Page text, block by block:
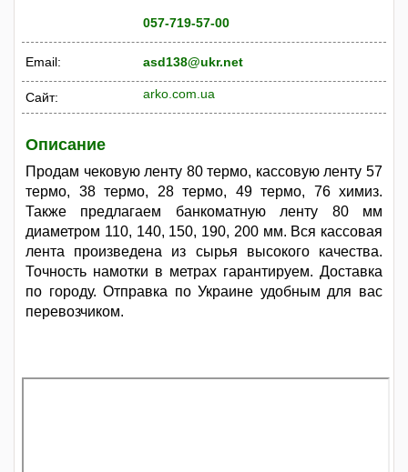
057-719-57-00
Email: asd138@ukr.net
Сайт: arko.com.ua
Описание
Продам чековую ленту 80 термо, кассовую ленту 57
термо, 38 термо, 28 термо, 49 термо, 76 химиз.
Также предлагаем банкоматную ленту 80 мм
диаметром 110, 140, 150, 190, 200 мм. Вся кассовая
лента произведена из сырья высокого качества.
Точность намотки в метрах гарантируем. Доставка
по городу. Отправка по Украине удобным для вас
перевозчиком.